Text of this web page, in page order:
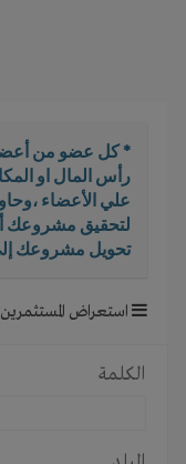
* كل عضو من
رأس المال او
علي الأعضاء
لتحقيق مشروعك
تحويل مشروعك
استعراض المستثمرين
الكلمة